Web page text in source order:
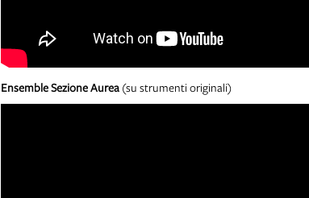
Ensemble Sezione Aurea (su strumenti originali)